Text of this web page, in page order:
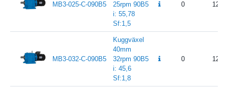
MB3-025-C-090B5
25rpm 90B5
i: 55,78
Sf:1,5
0 12
MB3-032-C-090B5
Kuggväxel
40mm
32rpm 90B5
i: 45,6
Sf:1,8
0 12